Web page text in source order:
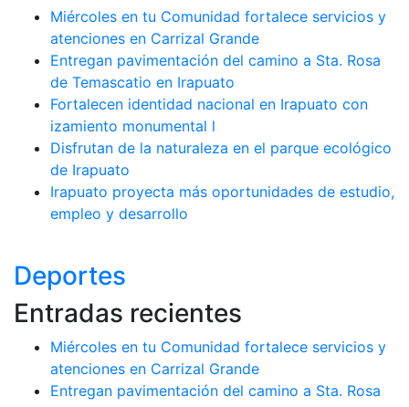
Miércoles en tu Comunidad fortalece servicios y
atenciones en Carrizal Grande
Entregan pavimentación del camino a Sta. Rosa
de Temascatio en Irapuato
Fortalecen identidad nacional en Irapuato con
izamiento monumental l
Disfrutan de la naturaleza en el parque ecológico
de Irapuato
Irapuato proyecta más oportunidades de estudio,
empleo y desarrollo
Deportes
Entradas recientes
Miércoles en tu Comunidad fortalece servicios y
atenciones en Carrizal Grande
Entregan pavimentación del camino a Sta. Rosa